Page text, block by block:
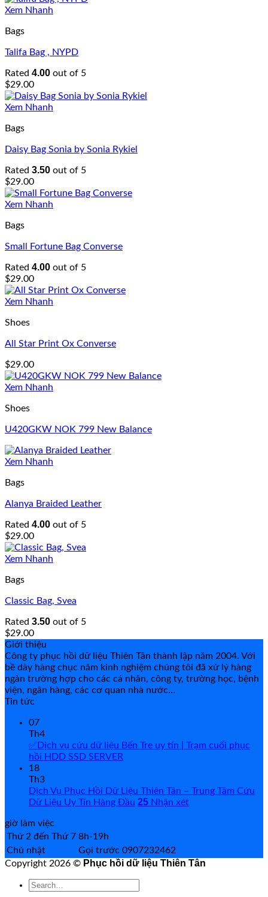
Xem Nhanh
Bags
Talifa Bag , NYPD
Rated 4.00 out of 5
$29.00
Xem Nhanh
Bags
Daisy Bag Sonia by Sonia Rykiel
Rated 3.50 out of 5
$29.00
Xem Nhanh
Bags
Small Fortune Bag Converse
Rated 4.00 out of 5
$29.00
Xem Nhanh
Shoes
All Star Print Ox Converse
$29.00
Xem Nhanh
Shoes
U420GKW NOK 799 New Balance
Xem Nhanh
Bags
Alanya Braided Leather
Rated 4.00 out of 5
$29.00
Xem Nhanh
Bags
Classic Bag, Svea
Rated 3.50 out of 5
$29.00
Giới thiệu
Công ty phục hồi dữ liệu Thiên Tân thành lập năm 2004. Với
bề dày hàng chục năm kinh nghiệm chúng tôi đã xử lý hàng
ngàn trường hợp cho các cá nhân, công ty, trường học, bệnh
viện, ngân hàng, các cơ quan nhà nước…
Tin tức
07
Th4
✅Dịch vụ cứu dữ liệu Bến Tre uy tín | Trạm cuối phục
hồi HDD SSD SERVER
18
Th3
Dịch Vụ Phục Hồi Dữ Liệu Thiên Tân – Trung Tâm Cứu
Dữ Liệu Uy Tín Hàng Đầu 25 Nhận xét
giờ làm việc
Thứ 2 đến Thứ 7 8h-19h
Chủ nhật
Gọi trước 0907232462
Copyright 2026 © Phục hồi dữ liệu Thiên Tân
Search